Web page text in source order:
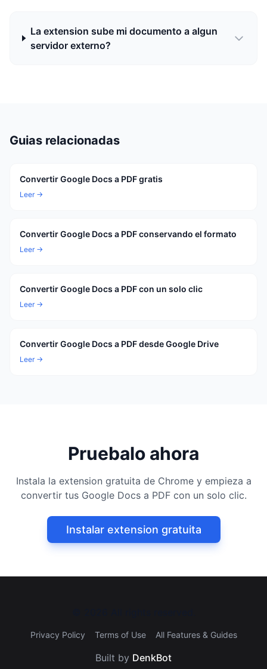
La extension sube mi documento a algun
servidor externo?
Guias relacionadas
Convertir Google Docs a PDF gratis
Leer →
Convertir Google Docs a PDF conservando el formato
Leer →
Convertir Google Docs a PDF con un solo clic
Leer →
Convertir Google Docs a PDF desde Google Drive
Leer →
Pruebalo ahora
Instala la extension gratuita de Chrome y empieza a
convertir tus Google Docs a PDF con un solo clic.
Instalar extension gratuita
Privacy Policy Terms of Use All Features & Guides
Built by DenkBot